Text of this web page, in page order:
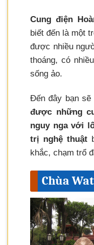
Cung điện
biết đến là một
được nhiều
thoáng, có
sống ảo.
Đến đây bạn
được những
nguy nga với
trị nghệ thuật
khắc, chạm trổ
Chùa